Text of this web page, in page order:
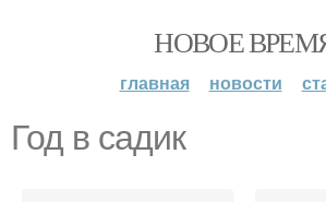
НОВОЕ
главная новости
Год в садик